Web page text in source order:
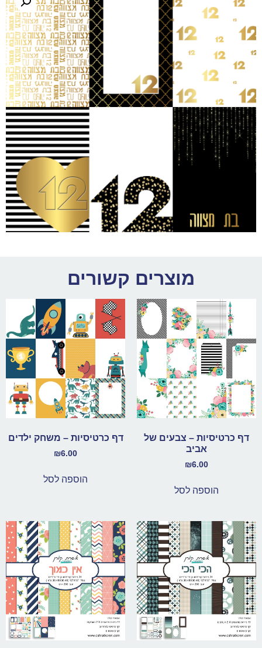
מוצרים קשורים
דף כרטיסיות – צבעים של
אביב
₪6.00
הוספה לסל
דף כרטיסיות – משחק ילדים
₪6.00
הוספה לסל